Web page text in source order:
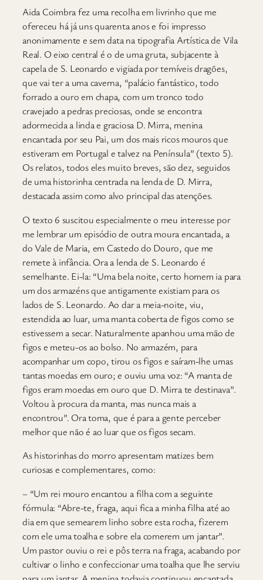
Aida Coimbra fez uma recolha em livrinho que me
ofereceu há já uns quarenta anos e foi impresso
anonimamente e sem data na tipografia Artística de Vila
Real. O eixo central é o de uma gruta, subjacente à
capela de S. Leonardo e vigiada por temíveis dragões,
que vai ter a uma caverna, “palácio fantástico, todo
forrado a ouro em chapa, com um tronco todo
cravejado a pedras preciosas, onde se encontra
adormecida a linda e graciosa D. Mirra, menina
encantada por seu Pai, um dos mais ricos mouros que
estiveram em Portugal e talvez na Península” (texto 5).
Os relatos, todos eles muito breves, são dez, seguidos
de uma historinha centrada na lenda de D. Mirra,
destacada assim como alvo principal das atenções.
O texto 6 suscitou especialmente o meu interesse por
me lembrar um episódio de outra moura encantada, a
do Vale de Maria, em Castedo do Douro, que me
remete à infância. Ora a lenda de S. Leonardo é
semelhante. Ei-la: “Uma bela noite, certo homem ia para
um dos armazéns que antigamente existiam para os
lados de S. Leonardo. Ao dar a meia-noite, viu,
estendida ao luar, uma manta coberta de figos como se
estivessem a secar. Naturalmente apanhou uma mão de
figos e meteu-os ao bolso. No armazém, para
acompanhar um copo, tirou os figos e saíram-lhe umas
tantas moedas em ouro; e ouviu uma voz: “A manta de
figos eram moedas em ouro que D. Mirra te destinava”.
Voltou à procura da manta, mas nunca mais a
encontrou”. Ora toma, que é para a gente perceber
melhor que não é ao luar que os figos secam.
As historinhas do morro apresentam matizes bem
curiosas e complementares, como:
– “Um rei mouro encantou a filha com a seguinte
fórmula: “Abre-te, fraga, aqui fica a minha filha até ao
dia em que semearem linho sobre esta rocha, fizerem
com ele uma toalha e sobre ela comerem um jantar”.
Um pastor ouviu o rei e pôs terra na fraga, acabando por
cultivar o linho e confeccionar uma toalha que lhe serviu